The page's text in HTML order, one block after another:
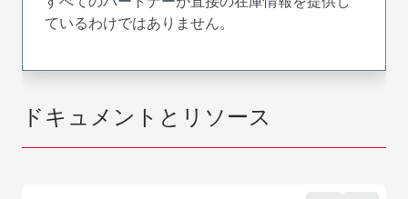
ドキュメントとリソース
ているわけではありません。